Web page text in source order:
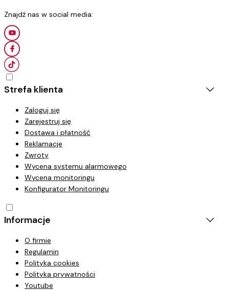
Strefa klienta
Zaloguj się
Zarejestruj się
Dostawa i płatność
Reklamacje
Zwroty
Wycena systemu alarmowego
Wycena monitoringu
Konfigurator Monitoringu
Informacje
O firmie
Regulamin
Polityka cookies
Polityka prywatności
Youtube